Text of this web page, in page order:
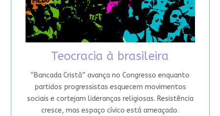
Teocracia à brasileira
“Bancada Cristã” avança no Congresso enquanto
partidos progressistas esquecem movimentos
sociais e cortejam lideranças religiosas. Resistência
cresce, mas espaço cívico está ameaçado.